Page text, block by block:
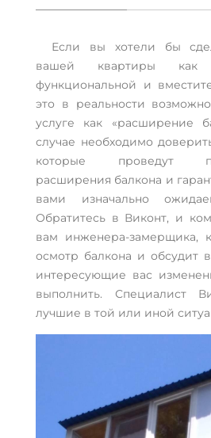
Если вы хотели бы
вашей квартиры как
функциональной и
это в реальности
услуге как «расширение
случае необходимо
которые проведут
расширения балкона и
вами изначально
Обратитесь в Виконт, и
вам инженера-замерщика,
осмотр балкона и обсудит
интересующие вас
выполнить. Специалист
лучшие в той или иной